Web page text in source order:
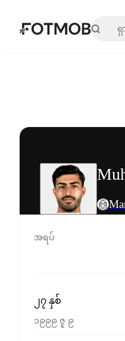
အဓိကအကြောင်းအရာသို့
အရပ်
၂၇ နှစ်
၁၉၉၉ ဇူ ၉